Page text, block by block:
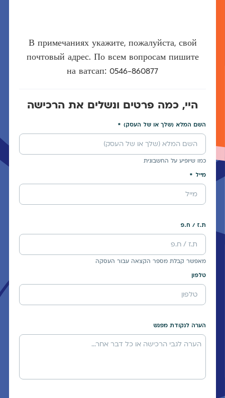
В примечаниях укажите, пожалуйста, свой
почтовый адрес. По всем вопросам пишите
на ватсап: 0546-860877
היי, כמה פרטים ונשלים את הרכישה
השם המלא (שלך או של העסק)
כמו שיופיע על החשבונית
מייל
ת.ז / ח.פ
מאפשר קבלת מספר הקצאה עבור העסקה
טלפון
הערה לנקודת מפגש